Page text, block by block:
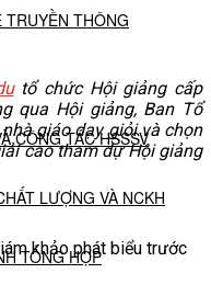
TRUYỀN THÔNG
CÔNG TÁC HSSSV
LƯỢNG VÀ NCKH
TỔNG HỢP
tổ chức Hội giảng cấp
qua Hội giảng, Ban Tổ
giáo dạy giỏi và chọn
cao tham dự Hội giảng
khảo phát biểu trước